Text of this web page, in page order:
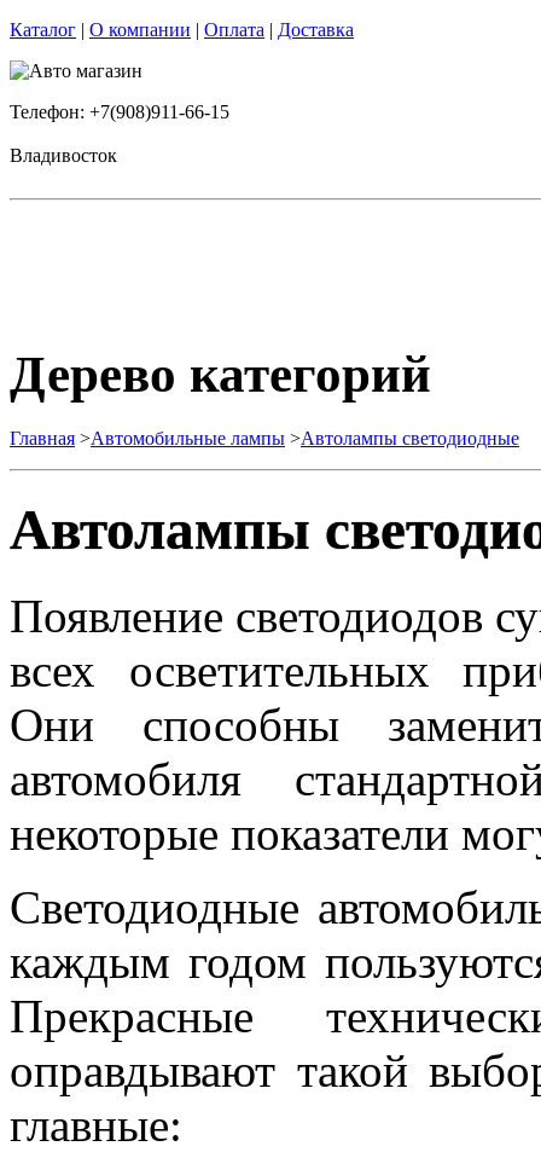
Каталог | О компании | Оплата | Доставка
Телефон: +7(908)911-66-15
Владивосток
Дерево категорий
Главная >Автомобильные лампы >Автолампы светодиодные
Автолампы
Появление светодиодов
всех осветительных
Они способны
автомобиля
некоторые показатели
Светодиодные
каждым годом
Прекрасные
оправдывают такой
главные: